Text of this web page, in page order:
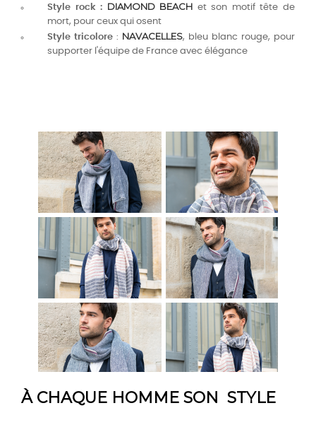
Style rock : DIAMOND BEACH et son motif tête de
mort, pour ceux qui osent
Style tricolore : NAVACELLES, bleu blanc rouge, pour
supporter l'équipe de France avec élégance
À CHAQUE HOMME SON STYLE